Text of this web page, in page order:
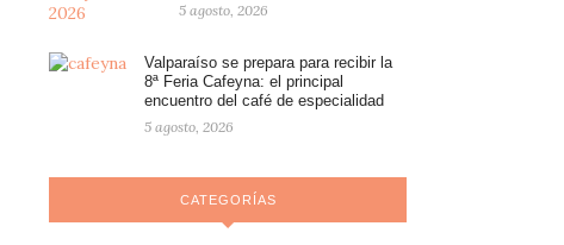
5 agosto, 2026
Valparaíso se prepara para recibir la
8ª Feria Cafeyna: el principal
encuentro del café de especialidad
5 agosto, 2026
CATEGORÍAS